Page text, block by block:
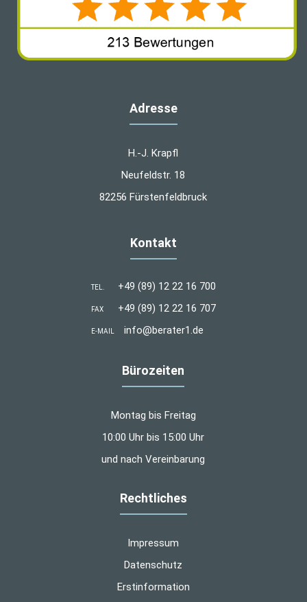
Adresse
H.-J. Krapfl
Neufeldstr. 18
82256 Fürstenfeldbruck
Kontakt
TEL. +49 (89) 12 22 16 700
FAX +49 (89) 12 22 16 707
E-MAIL info@berater1.de
Bürozeiten
Montag bis Freitag
10:00 Uhr bis 15:00 Uhr
und nach Vereinbarung
Rechtliches
Impressum
Datenschutz
Erstinformation